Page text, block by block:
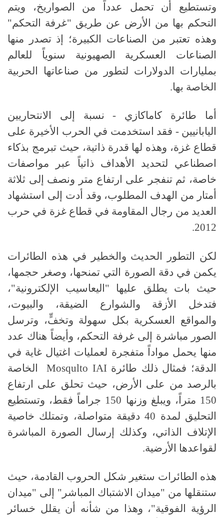
وتستطيع أن تحمل عدداً من الصواريخ، ويتم
التحكم بها من الأرض عن طريق "غرفة التحكم"
وهذه تعتبر من الصناعات الكبيرة؛ إذ تصدر منها
الصناعات العسكرية الصهيونية سنوياً للعالم
بمليارات الدولارات لتطور من صناعاتها الحربية
الخاصة بها.
أما طائرة كاماكازي - نسبة إلى الانتحاريين
اليابانيين - فقد استخدمت في الحرب الأخيرة على
قطاع غزة، وهذه لها قدرة ذاتية، حيث تبرمج بذكاء
اصطناعي لتحديد الأهداف ذاتياً عبر مواصفات
خاصة، ثم تنفجر على ارتفاع متر ونصف إلى ثلاثة
أمتار من الهدف المطلوب، وقد أدت إلى استشهاد
العديد من رجال المقاومة في قطاع غزة في حرب
2012.
لكن التطور الحديث والخطير في هذه الطائرات
يكمن في دقة الصورة التي تمنحها، وصغر حجمها،
حيث بات يطلق عليها "اليعاسيب الإلكترونية"،
فتدخل الأزقة والشوارع الضيقة، والبيوت،
والمواقع العسكرية بكل سهولة وتخفٍّ، وترسل
الصور مباشرة إلى غرفة التحكم، وأيضاً هناك عدد
منها يحمل مواداً متفجرة لعمليات اغتيال غاية في
الدقة؛ فمثال ذلك طائرةMosqulto IAI
الخاصة
بالرصد من على الأرض، حيث تحلق على ارتفاع
150 متراً، ويبلغ وزنها 150 جراماً فقط، وتستطيع
التحليق لمدة 40 دقيقة متواصلة، وتمتلك خاصية
الإتلاف الذاتي، وكذلك إرسال الصورة المباشرة
لقواعدها الأرضية.
هذه الطائرات ستغير شكل الحروب القادمة، حيث
ستنقلها من "ميدان الاشتباك المباشر" إلى "ميدان
الرؤية الفوقية"، وهذا من شأنه أن يقلل خسائر